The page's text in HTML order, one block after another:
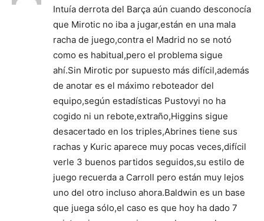
Intuía derrota del Barça aún cuando desconocía
que Mirotic no iba a jugar,están en una mala
racha de juego,contra el Madrid no se notó
como es habitual,pero el problema sigue
ahí.Sin Mirotic por supuesto más difícil,además
de anotar es el máximo reboteador del
equipo,según estadísticas Pustovyi no ha
cogido ni un rebote,extraño,Higgins sigue
desacertado en los triples,Abrines tiene sus
rachas y Kuric aparece muy pocas veces,difícil
verle 3 buenos partidos seguidos,su estilo de
juego recuerda a Carroll pero están muy lejos
uno del otro incluso ahora.Baldwin es un base
que juega sólo,el caso es que hoy ha dado 7